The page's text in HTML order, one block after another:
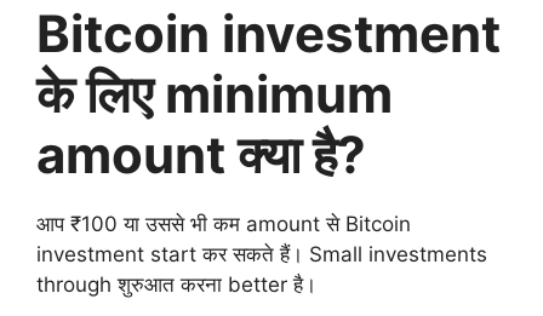
Bitcoin investment
के लिए minimum
amount क्या है?
आप ₹100 या उससे भी कम amount से Bitcoin
investment start कर सकते हैं। Small investments
through शुरुआत करना better है।